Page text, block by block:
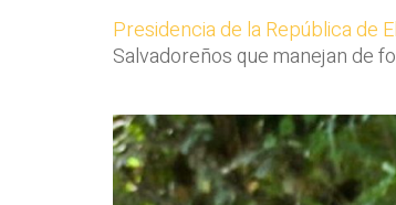
Presidencia de la República de
Salvadoreños que manejan de